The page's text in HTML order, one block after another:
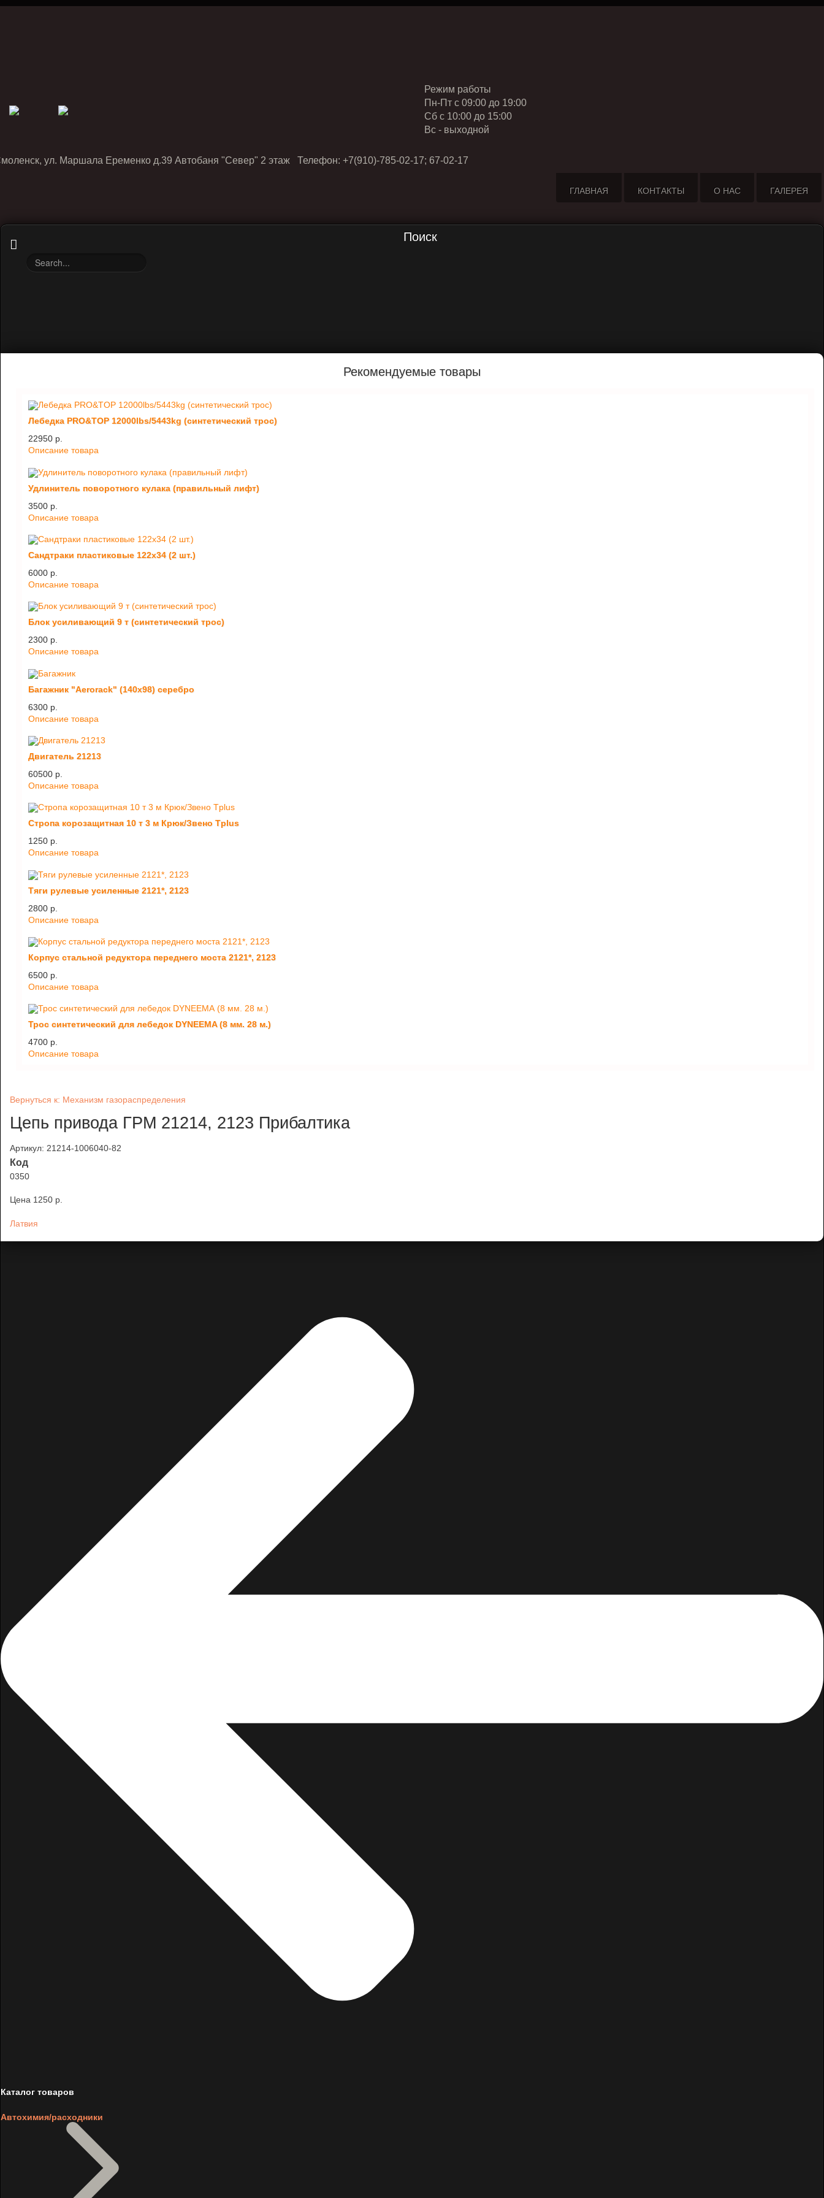
Режим работы
Пн-Пт с 09:00 до 19:00
Cб с 10:00 до 15:00
Вс - выходной
ул. Маршала Еременко д.39 Автобаня "Север" 2 этаж Телефон: +7(910)-785-02-17; 67-02-17
ГЛАВНАЯ КОНТАКТЫ О НАС ГАЛЕРЕЯ
Поиск
Рекомендуемые товары
Лебедка PRO&TOP 12000lbs/5443kg (синтетический трос)
22950 p.
Описание товара
Удлинитель поворотного кулака (правильный лифт)
3500 p.
Описание товара
Сандтраки пластиковые 122х34 (2 шт.)
6000 p.
Описание товара
Блок усиливающий 9 т (синтетический трос)
2300 p.
Описание товара
Багажник "Aerorack" (140х98) серебро
6300 p.
Описание товара
Двигатель 21213
60500 p.
Описание товара
Стропа корозащитная 10 т 3 м Крюк/Звено Tplus
1250 p.
Описание товара
Тяги рулевые усиленные 2121*, 2123
2800 p.
Описание товара
Корпус стальной редуктора переднего моста 2121*, 2123
6500 p.
Описание товара
Трос синтетический для лебедок DYNEEMA (8 мм. 28 м.)
4700 p.
Описание товара
Вернуться к: Механизм газораспределения
Цепь привода ГРМ 21214, 2123 Прибалтика
Артикул: 21214-1006040-82
Код
0350
Цена 1250 p.
Латвия
Каталог товаров
Автохимия/расходники